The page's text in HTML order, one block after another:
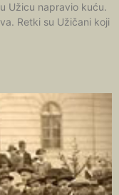
Užicu napravio kuću.
Retki su Užičani koji